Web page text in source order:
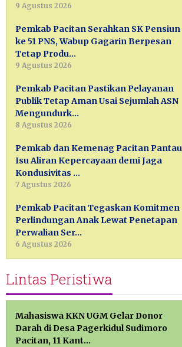
9 Agustus 2026
Pemkab Pacitan Serahkan SK Pensiun
ke 51 PNS, Wabup Gagarin Berpesan
Tetap Produ…
9 Agustus 2026
Pemkab Pacitan Pastikan Pelayanan
Publik Tetap Aman Usai Sejumlah ASN
Mengundurk…
8 Agustus 2026
Pemkab dan Kemenag Pacitan Pantau
Isu Aliran Kepercayaan demi Jaga
Kondusivitas …
7 Agustus 2026
Pemkab Pacitan Tegaskan Komitmen
Perlindungan Anak Lewat Penetapan
Perwalian Ser…
6 Agustus 2026
Lintas Peristiwa
Mahasiswa KKN UGM Gelar Donor
Darah di Desa Pagerkidul Sudimoro
Pacitan, 11 Kant…